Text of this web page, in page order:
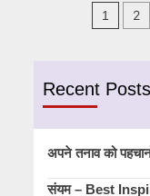
Posts
1 2
Recent Posts
अपने तनाव को
संयम – Best